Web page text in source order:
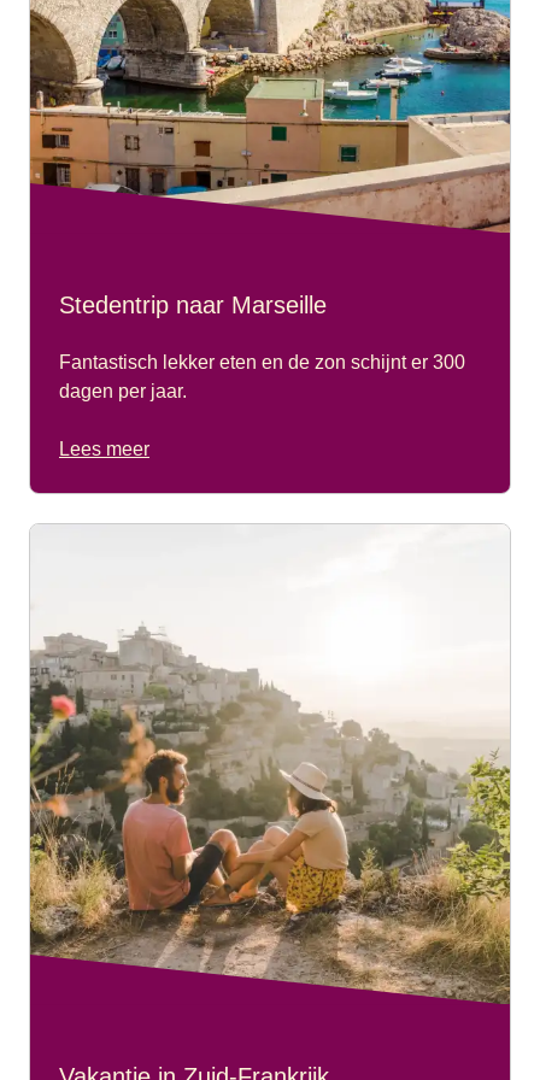
in en steek de rivier over naar Villeneuve-lès-Avignon
waar een indrukwekkend veertiende-eeuws fort op de top
van de heuvel prijkt. ’s Avonds schuif je je voeten onder
tafel in een van de vele gezellige bistro’s en bars die de
stad rijk is. Het perfecte moment om voorbijgangers te
spotten en je smaakpapillen te verwennen met de heerlijke
Provençaalse keuken.
Stedentrip naar Marseille
Fantastisch lekker eten en de zon schijnt er 300
dagen per jaar.
Lees meer